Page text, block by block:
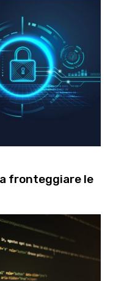
fronteggiare le